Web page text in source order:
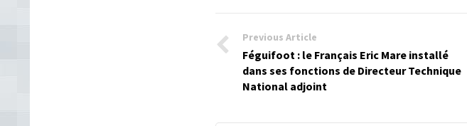
Previous Article
Féguifoot : le Français Eric Mare installé
dans ses fonctions de Directeur Technique
National adjoint